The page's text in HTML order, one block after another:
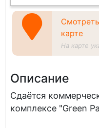
карте
На карте
Описание
Сдаётся
комплексе "Green